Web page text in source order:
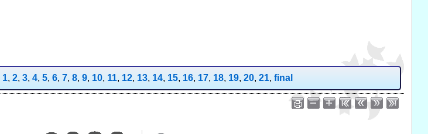
1, 2, 3, 4, 5, 6, 7, 8, 9, 10, 11, 12, 13, 14, 15, 16, 17, 18, 19, 20, 21, final